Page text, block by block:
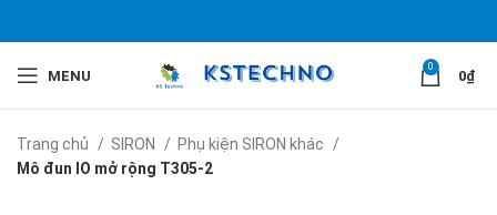
MENU
0
0₫
Trang chủ SIRON
Phụ kiện SIRON khác
Mô đun IO mở rộng T305-2